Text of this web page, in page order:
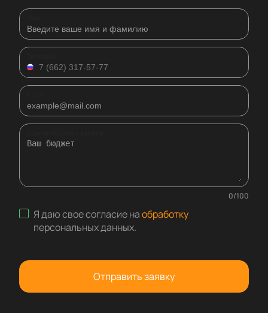
0/100
Я даю свое согласие наобработку
персональных данных.
Отправить заявку